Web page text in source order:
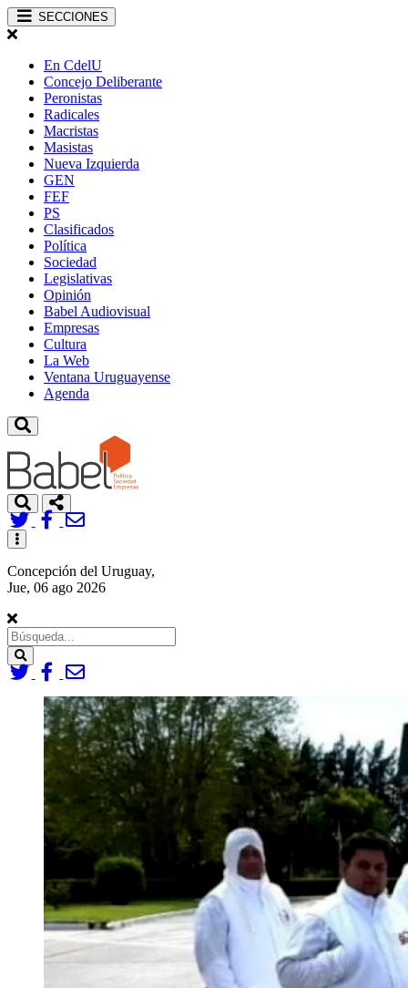
SECCIONES
En CdelU
Concejo Deliberante
Peronistas
Radicales
Macristas
Masistas
Nueva Izquierda
GEN
FEF
PS
Clasificados
Política
Sociedad
Legislativas
Opinión
Babel Audiovisual
Empresas
Cultura
La Web
Ventana Uruguayense
Agenda
Toggle
navigation
Concepción del Uruguay,
Jue, 06 ago 2026
Search